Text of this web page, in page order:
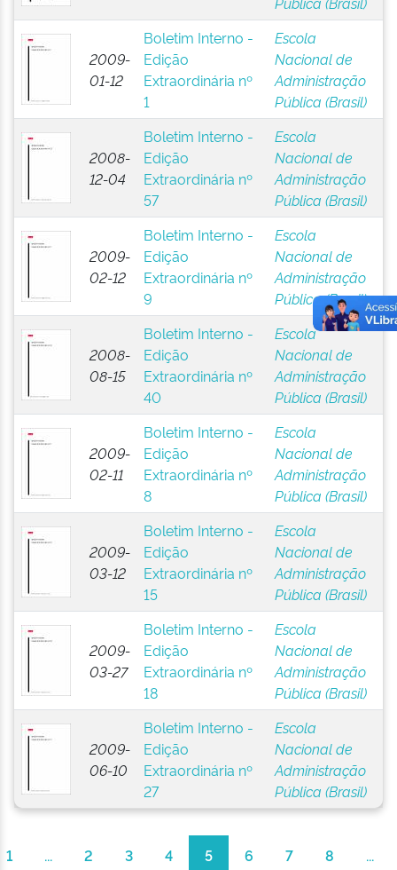
2009-
01-12
Boletim Interno -
Edição
Extraordinária nº
1
Escola
Nacional de
Administração
Pública (Brasil)
2008-
12-04
Boletim Interno -
Edição
Extraordinária nº
57
Escola
Nacional de
Administração
Pública (Brasil)
2009-
02-12
Boletim Interno -
Edição
Extraordinária nº
9
Escola
Nacional de
Administração
Pública (Brasil)
2008-
08-15
Boletim Interno -
Edição
Extraordinária nº
40
Escola
Nacional de
Administração
Pública (Brasil)
2009-
02-11
Boletim Interno -
Edição
Extraordinária nº
8
Escola
Nacional de
Administração
Pública (Brasil)
2009-
03-12
Boletim Interno -
Edição
Extraordinária nº
15
Escola
Nacional de
Administração
Pública (Brasil)
2009-
03-27
Boletim Interno -
Edição
Extraordinária nº
18
Escola
Nacional de
Administração
Pública (Brasil)
2009-
06-10
Boletim Interno -
Edição
Extraordinária nº
27
Escola
Nacional de
Administração
Pública (Brasil)
1 ... 2 3 4 5 6 7 8 ...